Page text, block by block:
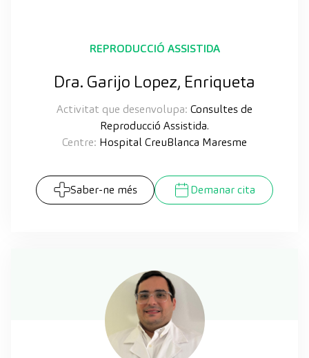
REPRODUCCIÓ ASSISTIDA
Dra. Garijo Lopez, Enriqueta
Activitat que desenvolupa: Consultes de
Reproducció Assistida.
Centre: Hospital CreuBlanca Maresme
Saber-ne més Demanar cita